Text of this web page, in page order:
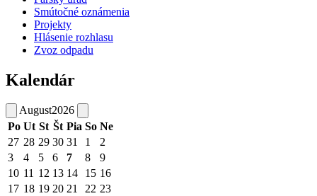
Smútočné oznámenia
Projekty
Hlásenie rozhlasu
Zvoz odpadu
Kalendár
August2026
Po Ut St Št Pia So Ne
27 28 29 30 31 1
2
3
4 5 6 7 8
9
10 11 12 13 14 15 16
17 18 19 20 21 22 23